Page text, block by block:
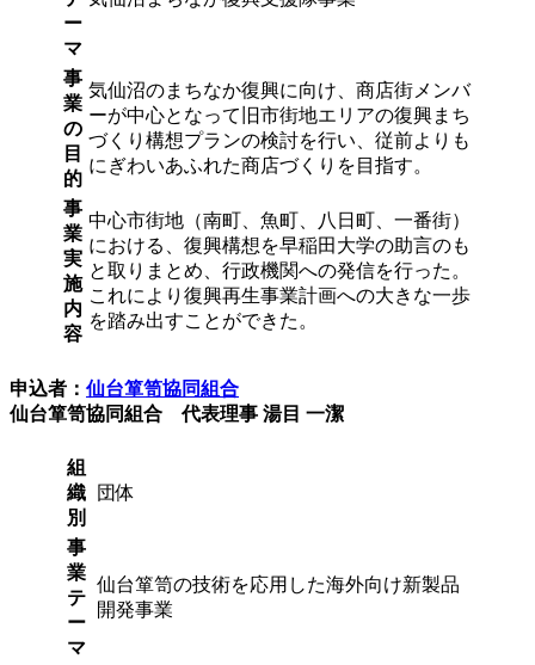
ー
マ
事
業
の
目
的
気仙沼のまちなか復興に向け、商店街メンバ
ーが中心となって旧市街地エリアの復興まち
づくり構想プランの検討を行い、従前よりも
にぎわいあふれた商店づくりを目指す。
事
業
実
施
内
容
中心市街地（南町、魚町、八日町、一番街）
における、復興構想を早稲田大学の助言のも
と取りまとめ、行政機関への発信を行った。
これにより復興再生事業計画への大きな一歩
を踏み出すことができた。
申込者： 仙台箪笥協同組合
仙台箪笥協同組合 代表理事 湯目 一潔
組
織
別
団体
事
業
テ
ー
マ
仙台箪笥の技術を応用した海外向け新製品
開発事業